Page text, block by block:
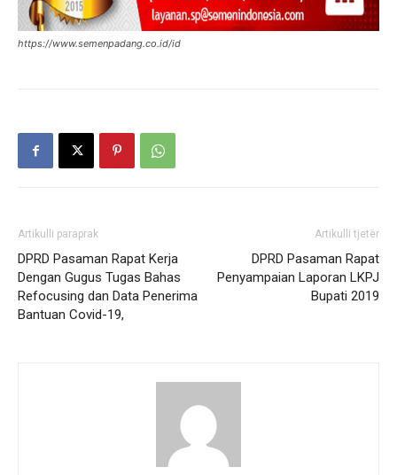
https://www.semenpadang.co.id/id
Artikulli paraprak
DPRD Pasaman Rapat Kerja
Dengan Gugus Tugas Bahas
Refocusing dan Data Penerima
Bantuan Covid-19,
Artikulli tjetër
DPRD Pasaman Rapat
Penyampaian Laporan LKPJ
Bupati 2019